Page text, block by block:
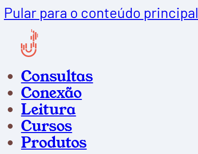
Pular para o conteúdo principal
Consultas
Conexão
Leitura
Cursos
Produtos